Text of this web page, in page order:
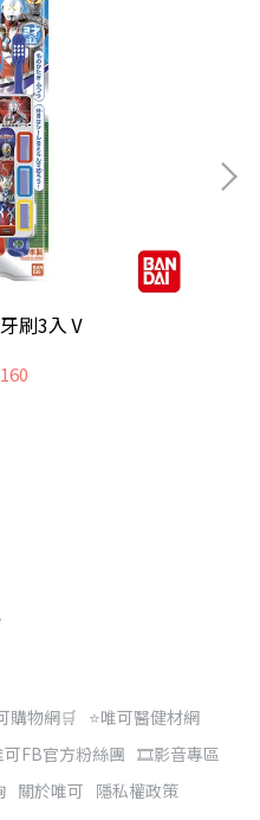
刷3入Ⅴ
購物網🛒 ⭐唯可醫健材網
可FB官方粉絲團 🎞️影音專區
關於唯可 隱私權政策